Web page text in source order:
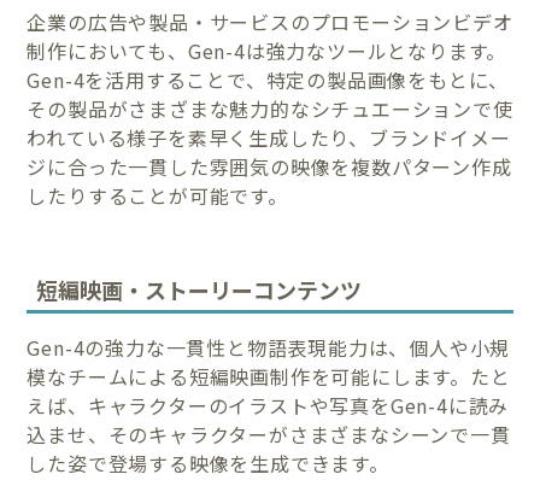
企業の広告や製品・サービスのプロモーションビデオ
制作においても、Gen-4は強力なツールとなります。
Gen-4を活用することで、特定の製品画像をもとに、
その製品がさまざまな魅力的なシチュエーションで使
われている様子を素早く生成したり、ブランドイメー
ジに合った一貫した雰囲気の映像を複数パターン作成
したりすることが可能です。
短編映画・ストーリーコンテンツ
Gen-4の強力な一貫性と物語表現能力は、個人や小規
模なチームによる短編映画制作を可能にします。たと
えば、キャラクターのイラストや写真をGen-4に読み
込ませ、そのキャラクターがさまざまなシーンで一貫
した姿で登場する映像を生成できます。